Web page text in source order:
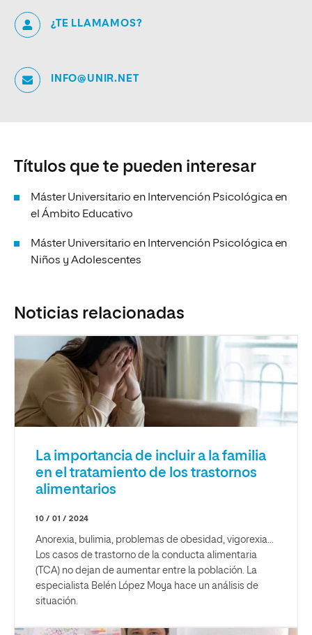
¿TE LLAMAMOS?
INFO@UNIR.NET
Títulos que te pueden interesar
Máster Universitario en Intervención Psicológica en
el Ámbito Educativo
Máster Universitario en Intervención Psicológica en
Niños y Adolescentes
Noticias relacionadas
La importancia de incluir a la familia
en el tratamiento de los trastornos
alimentarios
10 / 01 / 2024
Anorexia, bulimia, problemas de obesidad, vigorexia...
Los casos de trastorno de la conducta alimentaria
(TCA) no dejan de aumentar entre la población. La
especialista Belén López Moya hace un análisis de
situación.